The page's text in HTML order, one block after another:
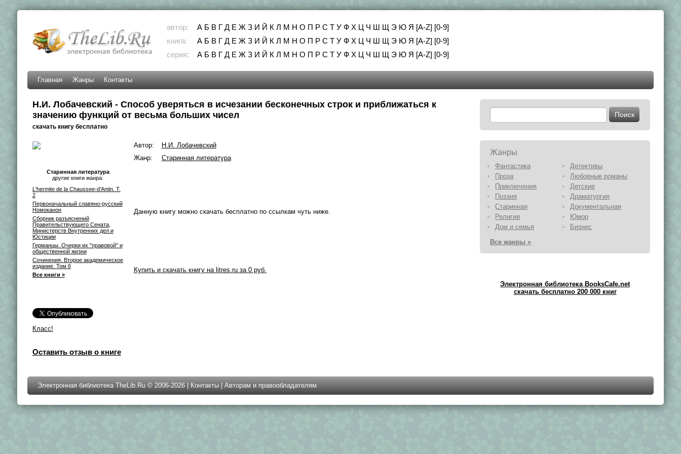
автор: А Б В Г Д Е Ж З И Й К Л М Н О П Р С Т У Ф Х Ц Ч Ш Щ Э Ю Я [A-Z] [0-9]
книга:
А Б В Г Д Е Ж З И Й К Л М Н О П Р С Т У Ф Х Ц Ч Ш Щ Э Ю Я [A-Z] [0-9]
серия:
А Б В Г Д Е Ж З И Й К Л М Н О П Р С Т У Ф Х Ц Ч Ш Щ Э Ю Я [A-Z] [0-9]
Главная Жанры Контакты
Н.И. Лобачевский - Способ уверяться в исчезании бесконечных строк и приближаться к
значению функций от весьма больших чисел
скачать книгу бесплатно
Старинная литература
другие книги жанра:
L'hermite de la Chaussee-d'Antin. T.
2
Первоначальный славяно-русский
Номоканон
Сборник разъяснений
Правительствующего Сената,
Министерств Внутренних дел и
Юстиции
Германцы. Очерки их "правовой" и
общественной жизни
Сочинения. Второе академическое
издание. Том 6
Все книги »
Класс!
Автор:
Н.И. Лобачевский
Жанр:
Старинная литература
Данную книгу можно скачать бесплатно по ссылкам чуть ниже.
Купить и скачать книгу на litres.ru за 0 руб.
Оставить отзыв о книге
Жанры
Фантастика
Детективы
Проза
Любовные романы
Приключения
Детские
Поэзия
Драматургия
Старинная
Документальная
Религия
Юмор
Дом и семья
Бизнес
Все жанры »
Электронная библиотека BooksCafe.net
скачать бесплатно 200 000 книг
Электронная библиотека TheLib.Ru © 2006-2026 | Контакты| Авторам и правообладателям